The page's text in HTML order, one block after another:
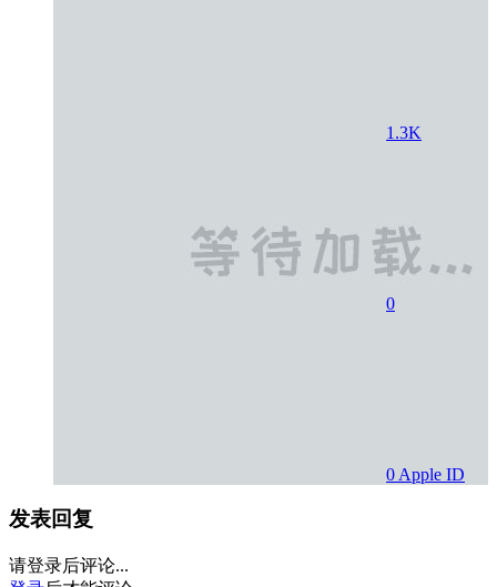
1.3K
0
0 Apple ID
发表回复
请登录后评论...